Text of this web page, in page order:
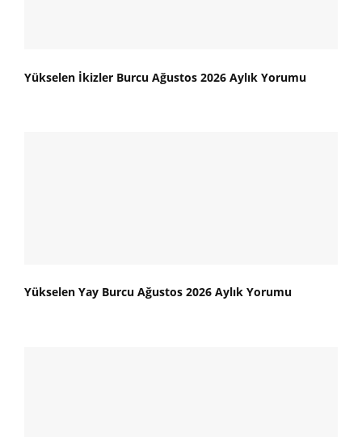
Yükselen İkizler Burcu Ağustos 2026 Aylık Yorumu
Yükselen Yay Burcu Ağustos 2026 Aylık Yorumu